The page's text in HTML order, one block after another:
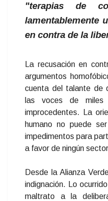
"terapias de
lamentablemente
en contra de la
La recusación en
argumentos
cuenta del talante de
las voces de
improcedentes. La
humano no puede
impedimentos para
a favor de ningún
Desde la Alianza
indignación. Lo
maltrato a la